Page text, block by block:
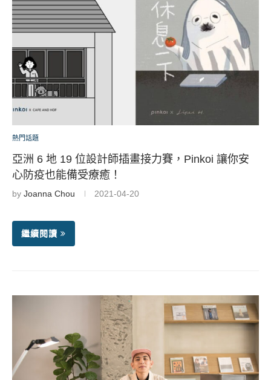
熱門話題
亞洲 6 地 19 位設計師插畫接力賽，Pinkoi 讓你安
心防疫也能備受療癒！
by Joanna Chou 2021-04-20
繼續閱讀